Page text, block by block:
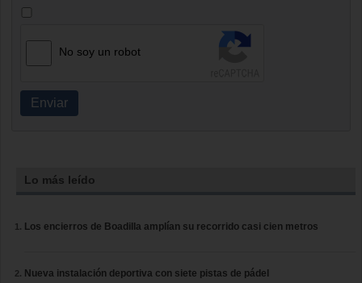
No soy un robot
Enviar
Lo más leído
Los encierros de Boadilla amplían su recorrido casi cien metros
Nueva instalación deportiva con siete pistas de pádel